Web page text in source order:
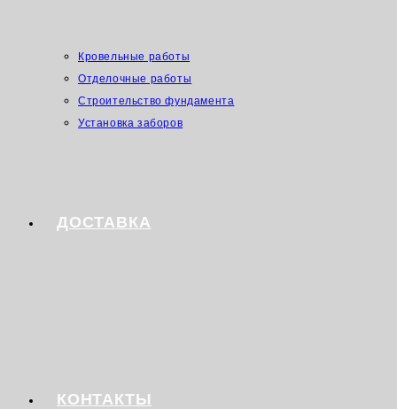
Кровельные работы
Отделочные работы
Строительство фундамента
Установка заборов
ДОСТАВКА
КОНТАКТЫ